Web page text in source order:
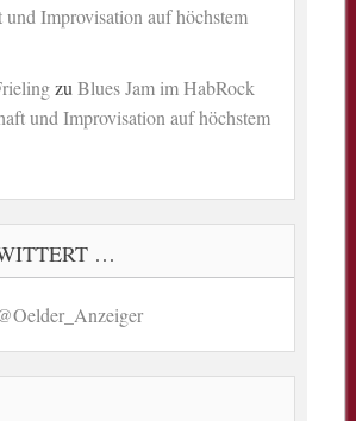
und Improvisation auf höchstem
zuBlues Jam im HabRock
und Improvisation auf höchstem
…